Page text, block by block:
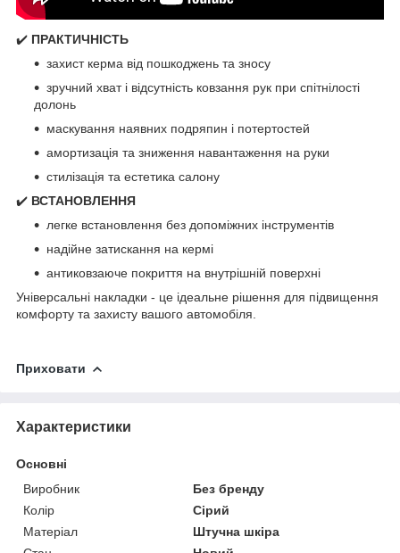
✔️ ПРАКТИЧНІСТЬ
захист керма від пошкоджень та зносу
зручний хват і відсутність ковзання рук при спітнілості
долонь
маскування наявних подряпин і потертостей
амортизація та зниження навантаження на руки
стилізація та естетика салону
✔️ ВСТАНОВЛЕННЯ
легке встановлення без допоміжних інструментів
надійне затискання на кермі
антиковзаюче покриття на внутрішній поверхні
Універсальні накладки - це ідеальне рішення для підвищення
комфорту та захисту вашого автомобіля.
Приховати
Характеристики
Основні
Виробник
Без бренду
Колір
Сірий
Матеріал
Штучна шкіра